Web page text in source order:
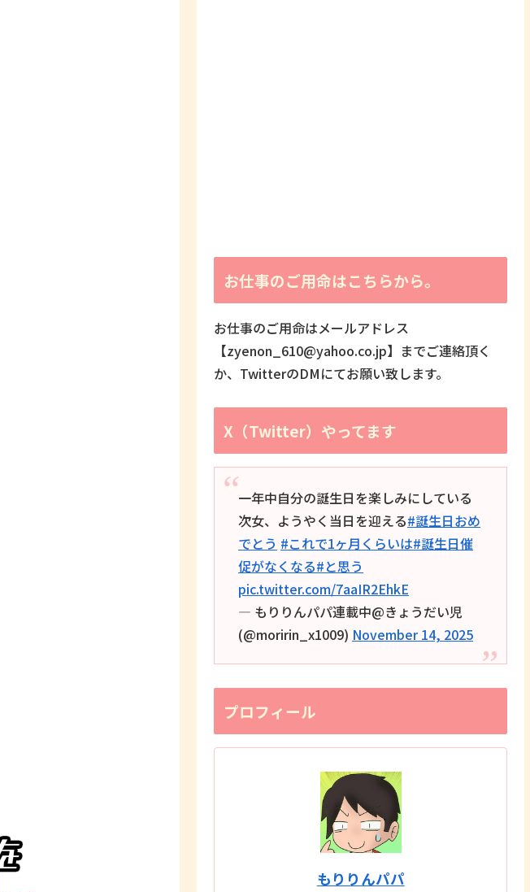
お仕事のご用命はこちらから。
お仕事のご用命はメールアドレス
【zyenon_610@yahoo.co.jp】までご連絡頂く
か、TwitterのDMにてお願い致します。
X（Twitter）やってます
一年中自分の誕生日を楽しみにしている
次女、ようやく当日を迎える#誕生日おめ
でとう #これで1ヶ月くらいは#誕生日催
促がなくなる#と思う
pic.twitter.com/7aaIR2EhkE
— もりりんパパ連載中@きょうだい児
(@moririn_x1009) November 14, 2025
プロフィール
もりりんパパ